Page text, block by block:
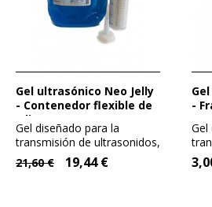
Gel ultrasónico Neo Jelly
- Contenedor flexible de
5 litros
Gel diseñado para la
transmisión de ultrasonidos,
puede utilizarse para...
21,60 € 19,44 €
Gel ultrasónico Neo Jelly
-
Gel